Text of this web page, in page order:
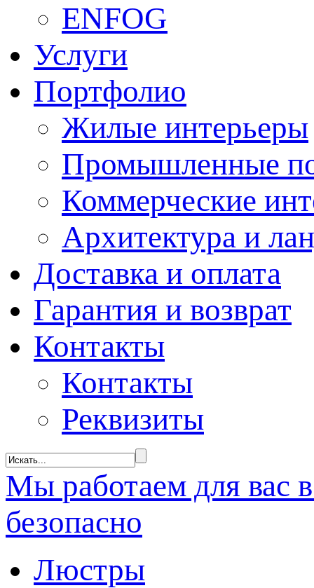
ENFOG
Услуги
Портфолио
Жилые интерьеры
Промышленные
Коммерческие
Архитектура и
Доставка и оплата
Гарантия и возврат
Контакты
Контакты
Реквизиты
Мы работаем для вас
безопасно
Люстры